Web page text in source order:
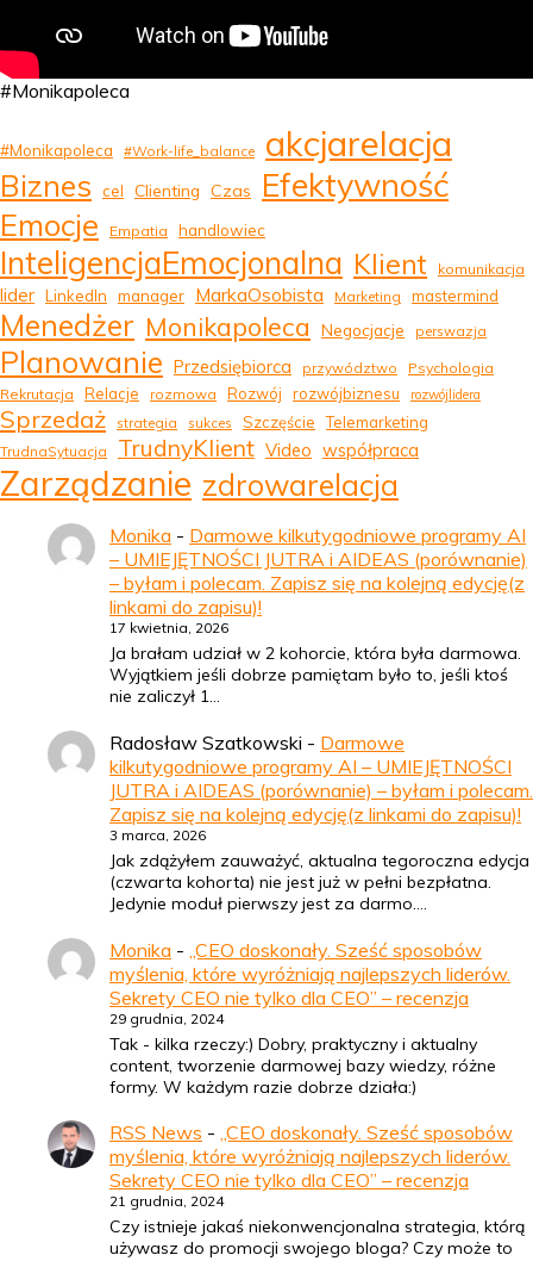
#Monikapoleca
#Monikapoleca #Work-life_balance akcjarelacja
Biznes cel Clienting Czas Efektywność
Emocje Empatia handlowiec
InteligencjaEmocjonalna Klient komunikacja
lider LinkedIn manager MarkaOsobista Marketing mastermind
Menedżer Monikapoleca Negocjacje perswazja
Planowanie Przedsiębiorca przywództwo
Psychologia
Rekrutacja
Relacje rozmowa Rozwój rozwójbiznesu rozwójlidera
Sprzedaż strategia sukces Szczęście Telemarketing
TrudnaSytuacja TrudnyKlient Video współpraca
Zarządzanie zdrowarelacja
Monika - Darmowe kilkutygodniowe programy AI
– UMIEJĘTNOŚCI JUTRA i AIDEAS (porównanie)
– byłam i polecam. Zapisz się na kolejną edycję(z
linkami do zapisu)!
17 kwietnia, 2026
Ja brałam udział w 2 kohorcie, która była darmowa.
Wyjątkiem jeśli dobrze pamiętam było to, jeśli ktoś
nie zaliczył 1…
Radosław Szatkowski - Darmowe
kilkutygodniowe programy AI – UMIEJĘTNOŚCI
JUTRA i AIDEAS (porównanie) – byłam i polecam.
Zapisz się na kolejną edycję(z linkami do zapisu)!
3 marca, 2026
Jak zdążyłem zauważyć, aktualna tegoroczna edycja
(czwarta kohorta) nie jest już w pełni bezpłatna.
Jedynie moduł pierwszy jest za darmo.…
Monika - „CEO doskonały. Sześć sposobów
myślenia, które wyróżniają najlepszych liderów.
Sekrety CEO nie tylko dla CEO” – recenzja
29 grudnia, 2024
Tak - kilka rzeczy:) Dobry, praktyczny i aktualny
content, tworzenie darmowej bazy wiedzy, różne
formy. W każdym razie dobrze działa:)
RSS News - „CEO doskonały. Sześć sposobów
myślenia, które wyróżniają najlepszych liderów.
Sekrety CEO nie tylko dla CEO” – recenzja
21 grudnia, 2024
Czy istnieje jakaś niekonwencjonalna strategia, którą
używasz do promocji swojego bloga? Czy może to